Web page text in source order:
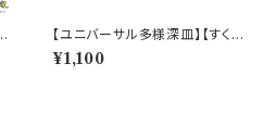
【ユニバーサル多様深皿】【すくい
やすいうつわ】14cm ディーププ
レート（ホワイト）【NB10】
¥1,100